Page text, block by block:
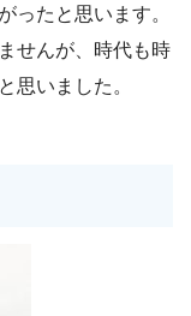
ったと思います。
せんが、時代も時
思いました。